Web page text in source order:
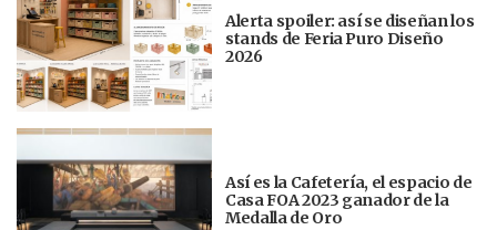
Alerta spoiler: así se diseñan los
stands de Feria Puro Diseño
2026
Así es la Cafetería, el espacio de
Casa FOA 2023 ganador de la
Medalla de Oro